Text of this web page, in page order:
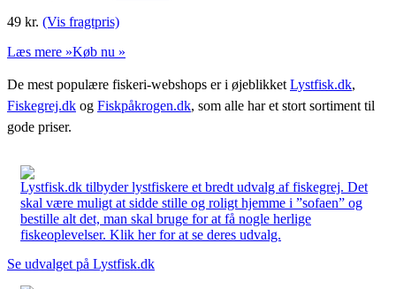
49 kr. (Vis fragtpris)
Læs mere »Køb nu »
De mest populære fiskeri-webshops er i øjeblikket Lystfisk.dk,
Fiskegrej.dk og Fiskpåkrogen.dk, som alle har et stort sortiment til
gode priser.
Lystfisk.dk tilbyder lystfiskere et bredt udvalg af fiskegrej. Det
skal være muligt at sidde stille og roligt hjemme i ”sofaen” og
bestille alt det, man skal bruge for at få nogle herlige
fiskeoplevelser. Klik her for at se deres udvalg.
Se udvalget på Lystfisk.dk